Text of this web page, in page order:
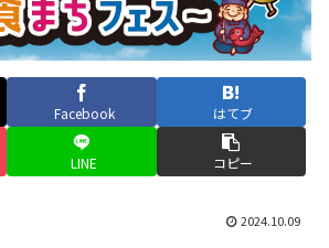
Facebook はてブ
LINE コピー
2024.10.09